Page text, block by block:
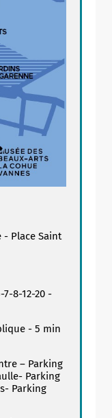
- Place Saint
8-12-20 -
- 5 min
– Parking
Parking
Parking